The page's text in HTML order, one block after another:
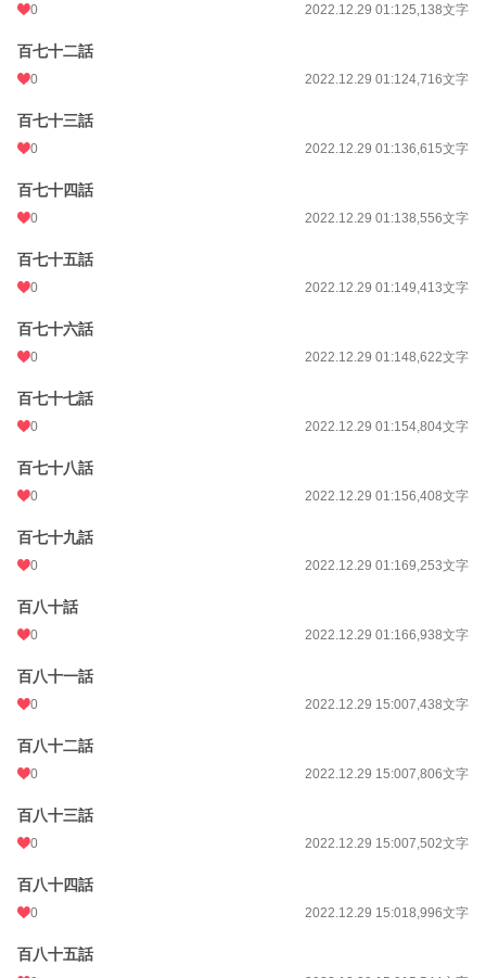
0 2022.12.29 01:125,138文字
百七十二話
0 2022.12.29 01:124,716文字
百七十三話
0 2022.12.29 01:136,615文字
百七十四話
0 2022.12.29 01:138,556文字
百七十五話
0 2022.12.29 01:149,413文字
百七十六話
0 2022.12.29 01:148,622文字
百七十七話
0 2022.12.29 01:154,804文字
百七十八話
0 2022.12.29 01:156,408文字
百七十九話
0 2022.12.29 01:169,253文字
百八十話
0 2022.12.29 01:166,938文字
百八十一話
0 2022.12.29 15:007,438文字
百八十二話
0 2022.12.29 15:007,806文字
百八十三話
0 2022.12.29 15:007,502文字
百八十四話
0 2022.12.29 15:018,996文字
百八十五話